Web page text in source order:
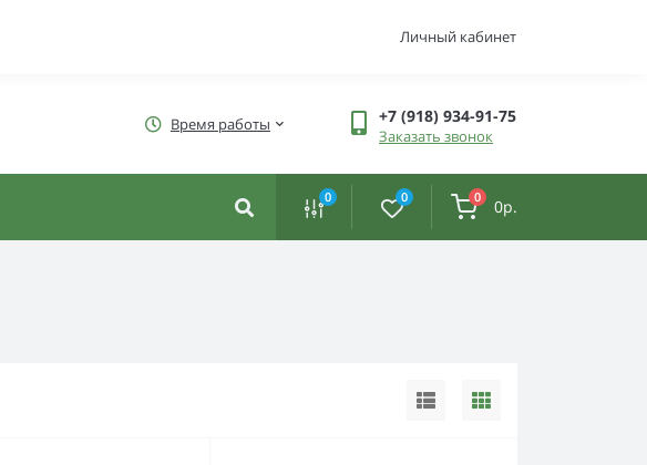
Личный кабинет
Время работы +7 (918) 934-91-75
Заказать звонок
0 0 0 0р.